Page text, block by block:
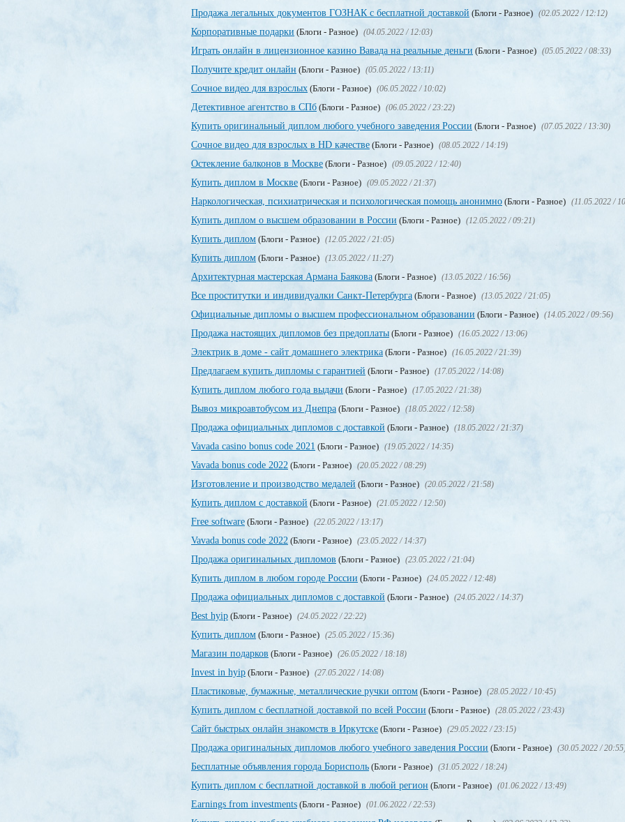
Продажа легальных документов ГОЗНАК с бесплатной доставкой (Блоги - Разное) (02.05.2022 / 12:12)
Корпоративные подарки (Блоги - Разное) (04.05.2022 / 12:03)
Играть онлайн в лицензионное казино Вавада на реальные деньги (Блоги - Разное) (05.05.2022 / 08:33)
Получите кредит онлайн (Блоги - Разное) (05.05.2022 / 13:11)
Сочное видео для взрослых (Блоги - Разное) (06.05.2022 / 10:02)
Детективное агентство в СПб (Блоги - Разное) (06.05.2022 / 23:22)
Купить оригинальный диплом любого учебного заведения России (Блоги - Разное) (07.05.2022 / 13:30)
Сочное видео для взрослых в HD качестве (Блоги - Разное) (08.05.2022 / 14:19)
Остекление балконов в Москве (Блоги - Разное) (09.05.2022 / 12:40)
Купить диплом в Москве (Блоги - Разное) (09.05.2022 / 21:37)
Наркологическая, психиатрическая и психологическая помощь анонимно (Блоги - Разное) (11.05.2022 /
Купить диплом о высшем образовании в России (Блоги - Разное) (12.05.2022 / 09:21)
Купить диплом (Блоги - Разное) (12.05.2022 / 21:05)
Купить диплом (Блоги - Разное) (13.05.2022 / 11:27)
Архитектурная мастерская Армана Баякова (Блоги - Разное) (13.05.2022 / 16:56)
Все проститутки и индивидуалки Санкт-Петербурга (Блоги - Разное) (13.05.2022 / 21:05)
Официальные дипломы о высшем профессиональном образовании (Блоги - Разное) (14.05.2022 / 09:56)
Продажа настоящих дипломов без предоплаты (Блоги - Разное) (16.05.2022 / 13:06)
Электрик в доме - сайт домашнего электрика (Блоги - Разное) (16.05.2022 / 21:39)
Предлагаем купить дипломы с гарантией (Блоги - Разное) (17.05.2022 / 14:08)
Купить диплом любого года выдачи (Блоги - Разное) (17.05.2022 / 21:38)
Вывоз микроавтобусом из Днепра (Блоги - Разное) (18.05.2022 / 12:58)
Продажа официальных дипломов с доставкой (Блоги - Разное) (18.05.2022 / 21:37)
Vavada casino bonus code 2021 (Блоги - Разное) (19.05.2022 / 14:35)
Vavada bonus code 2022 (Блоги - Разное) (20.05.2022 / 08:29)
Изготовление и производство медалей (Блоги - Разное) (20.05.2022 / 21:58)
Купить диплом с доставкой (Блоги - Разное) (21.05.2022 / 12:50)
Free software (Блоги - Разное) (22.05.2022 / 13:17)
Vavada bonus code 2022 (Блоги - Разное) (23.05.2022 / 14:37)
Продажа оригинальных дипломов (Блоги - Разное) (23.05.2022 / 21:04)
Купить диплом в любом городе России (Блоги - Разное) (24.05.2022 / 12:48)
Продажа официальных дипломов с доставкой (Блоги - Разное) (24.05.2022 / 14:37)
Best hyip (Блоги - Разное) (24.05.2022 / 22:22)
Купить диплом (Блоги - Разное) (25.05.2022 / 15:36)
Магазин подарков (Блоги - Разное) (26.05.2022 / 18:18)
Invest in hyip (Блоги - Разное) (27.05.2022 / 14:08)
Пластиковые, бумажные, металлические ручки оптом (Блоги - Разное) (28.05.2022 / 10:45)
Купить диплом с бесплатной доставкой по всей России (Блоги - Разное) (28.05.2022 / 23:43)
Сайт быстрых онлайн знакомств в Иркутске (Блоги - Разное) (29.05.2022 / 23:15)
Продажа оригинальных дипломов любого учебного заведения России (Блоги - Разное) (30.05.2022 /
Бесплатные объявления города Борисполь (Блоги - Разное) (31.05.2022 / 18:24)
Купить диплом с бесплатной доставкой в любой регион (Блоги - Разное) (01.06.2022 / 13:49)
Earnings from investments (Блоги - Разное) (01.06.2022 / 22:53)